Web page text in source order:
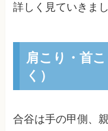
詳しく見ていきまし
肩こり・首
く）
合谷は手の甲側、